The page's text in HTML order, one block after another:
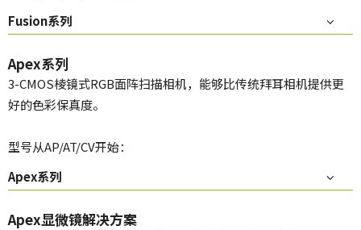
Fusion系列
Apex系列
3-CMOS棱镜式RGB面阵扫描相机，能够比传统拜耳相机提供更
好的色彩保真度。
型号从AP/AT/CV开始：
Apex系列
Apex显微镜解决方案